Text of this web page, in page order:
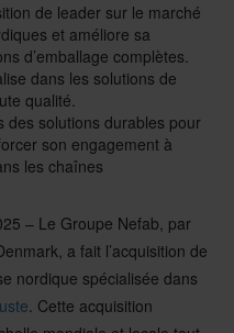
de leader sur le marché
et améliore sa
d’emballage complètes.
dans les solutions de
qualité.
des solutions durables pour
son engagement à
les chaînes
– Le Groupe Nefab, par
a fait l’acquisition de
nordique spécialisée dans
. Cette acquisition